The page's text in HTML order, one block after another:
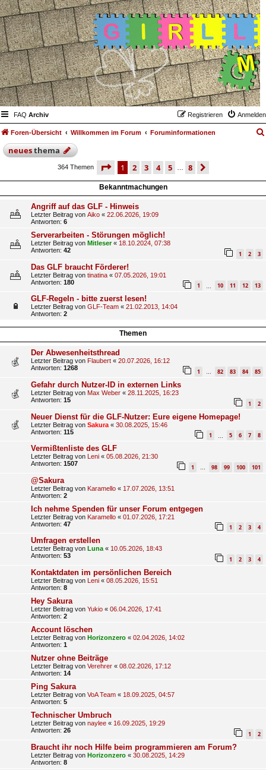
FAQ Archiv Anmelden
Registrieren
Foren-Übersicht Willkommen im Forum Foruminformationen
neuesthema
364 Themen seite 1 von 8
1 2 3 4 5 8
Bekanntmachungen
Angriff auf das GLF - Hinweis
Letzter Beitrag von Aiko « 22.06.2026, 19:09
Antworten: 6
Serverarbeiten - Störungen möglich!
Letzter Beitrag von Mitleser« 18.10.2024, 07:38
Antworten: 42 1 2 3
Das GLF braucht Förderer!
Letzter Beitrag von tinatina « 07.05.2026, 19:01
Antworten: 180 1 10 11 12 13
GLF-Regeln - bitte zuerst lesen!
Letzter Beitrag von GLF-Team « 21.02.2013, 14:04
Antworten: 2
Themen
Der Abwesenheitsthread
Letzter Beitrag von Flaubert « 20.07.2026, 16:12
Antworten: 1268 1 … 82 83 84 85
Gefahr durch Nutzer-ID in externen Links
Letzter Beitrag von Max Weber « 28.11.2025, 16:23
Antworten: 15 1 2
Neuer Dienst für die GLF-Nutzer: Eure eigene Homepage!
Letzter Beitrag von Sakura « 30.08.2025, 15:46
Antworten: 115 1 5 6 7 8
Vermißtenliste des GLF
Letzter Beitrag von Leni « 05.08.2026, 21:30
Antworten: 1507 1 … 98 99 100 101
@Sakura
Letzter Beitrag von Karamello « 17.07.2026, 13:51
Antworten: 2
Ich nehme Spenden für unser Forum entgegen
Letzter Beitrag von Karamello « 01.07.2026, 17:21
Antworten: 47 1 2 3 4
Umfragen erstellen
Letzter Beitrag von Luna« 10.05.2026, 18:43
Antworten: 53 1 2 3 4
Kontaktdaten im persönlichen Bereich
Letzter Beitrag von Leni « 08.05.2026, 15:51
Antworten: 8
Hey Sakura
Letzter Beitrag von Yukio « 06.04.2026, 17:41
Antworten: 2
Account löschen
Letzter Beitrag von Horizonzero « 02.04.2026, 14:02
Antworten: 1
Nutzer ohne Beiträge
Letzter Beitrag von Verehrer « 08.02.2026, 17:12
Antworten: 14
Ping Sakura
Letzter Beitrag von VoA Team « 18.09.2025, 04:57
Antworten: 5
Technischer Umbruch
Letzter Beitrag von naylee « 16.09.2025, 19:29
Antworten: 26 1 2
Braucht ihr noch Hilfe beim programmieren am Forum?
Letzter Beitrag von Horizonzero « 30.08.2025, 14:29
Antworten: 8